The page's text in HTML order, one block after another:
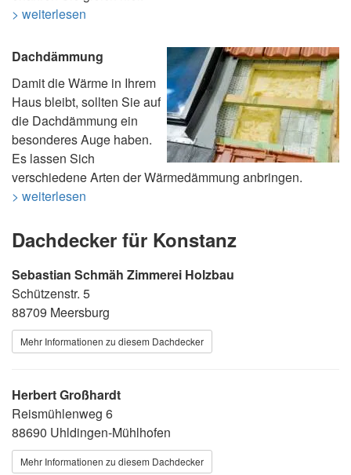
> weiterlesen
Dachdämmung
Damit die Wärme in Ihrem
Haus bleibt, sollten Sie auf
die Dachdämmung ein
besonderes Auge haben.
Es lassen Sich
verschiedene Arten der Wärmedämmung anbringen.
> weiterlesen
Dachdecker für Konstanz
Sebastian Schmäh Zimmerei Holzbau
Schützenstr. 5
88709 Meersburg
Mehr Informationen zu diesem Dachdecker
Herbert Großhardt
Reismühlenweg 6
88690 Uhldingen-Mühlhofen
Mehr Informationen zu diesem Dachdecker